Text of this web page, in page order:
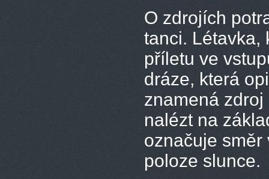
O zdrojích
tanci. Létavka,
příletu ve
dráze, která
znamená
nalézt na
označuje
poloze slunce.